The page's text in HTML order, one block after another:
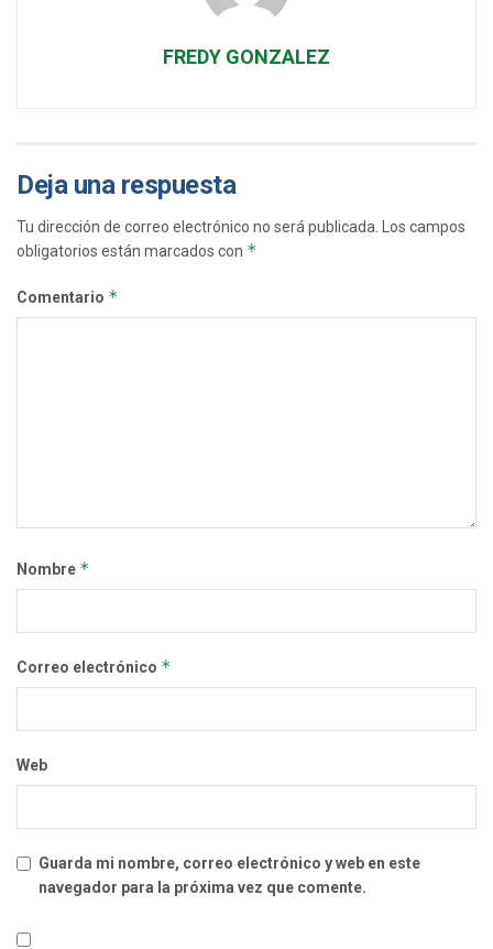
FREDY GONZALEZ
Deja una respuesta
Tu dirección de correo electrónico no será publicada.
Los campos
obligatorios están marcados con *
Comentario *
Nombre *
Correo electrónico *
Web
Guarda mi nombre, correo electrónico y web en este
navegador para la próxima vez que comente.